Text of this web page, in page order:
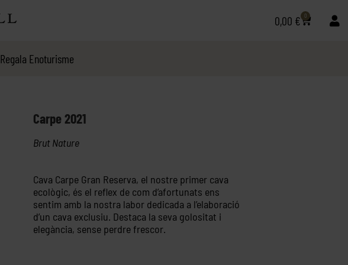
0,00 € 0
Regala Enoturisme
Carpe 2021
Brut Nature
Cava Carpe Gran Reserva, el nostre primer cava
ecològic, és el reflex de com d’afortunats ens
sentim amb la nostra labor dedicada a l’elaboració
d’un cava exclusiu. Destaca la seva golositat i
elegància, sense perdre frescor.